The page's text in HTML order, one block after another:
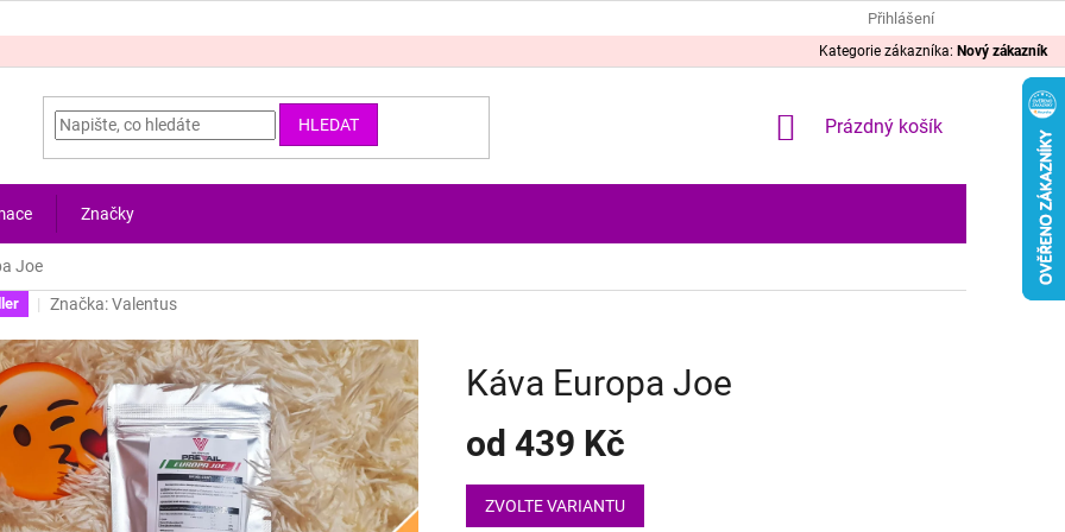
Přihlášení
Kategorie zákazníka: Nový zákazník
HLEDAT
NÁKUPNÍ
Prázdný košík
Značky
Joe
Značka:Valentus
Káva Europa Joe
od 439 Kč
Měrná
cena:
ZVOLTE VARIANTU